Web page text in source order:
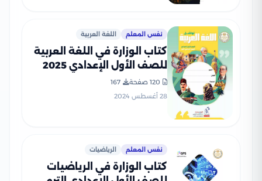
نفس المعلم اللغة العربية
كتاب الوزارة في اللغة العربية
للصف الأول الإعدادي 2025
بصيغة PDF
120 صفحة
167
28 أغسطس 2024
نفس المعلم الرياضيات
كتاب الوزارة في الرياضيات